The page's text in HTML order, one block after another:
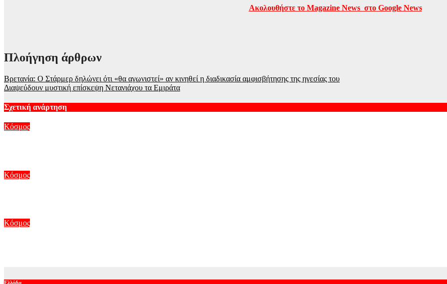
Ακολουθήστε το Magazine News στο Google News
Πλοήγηση άρθρων
Βρετανία: Ο Στάρμερ δηλώνει ότι «θα αγωνιστεί» αν κινηθεί η διαδικασία αμφισβήτησης της ηγεσίας του
Διαψεύδουν μυστική επίσκεψη Νετανιάχου τα Εμιράτα
Σχετική ανάρτηση
Κόσμος
Κόσμος
Κόσμος
Ελλάδα